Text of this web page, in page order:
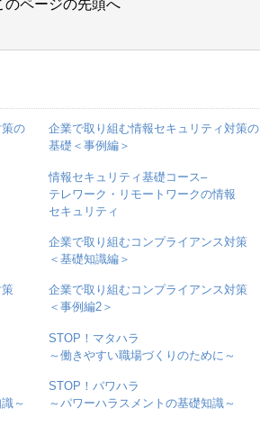
のページの先頭へ
の
企業で取り組む情報セキュリティ対策の
基礎＜事例編＞
情報セキュリティ基礎コース–
テレワーク・リモートワークの情報
セキュリティ
企業で取り組むコンプライアンス対策
＜基礎知識編＞
企業で取り組むコンプライアンス対策
＜事例編2＞
STOP！マタハラ
～働きやすい職場づくりのために～
～
STOP！パワハラ
～パワーハラスメントの基礎知識～